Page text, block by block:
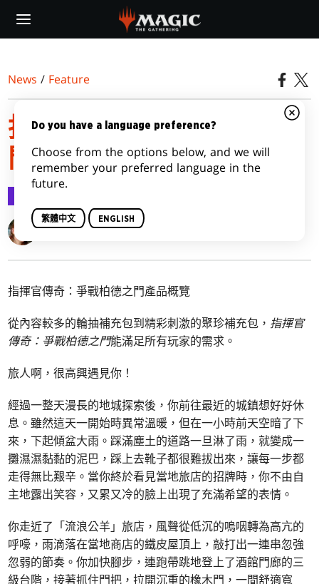
main
News / Feature
指揮官傳奇：爭戰柏德之
門產品概覽
Harless Snyder
指揮官傳奇：爭戰柏德之門產品概覽
從內容較多的輪抽補充包到精彩刺激的聚珍補充包， 指揮官
傳奇：爭戰柏德之門能滿足所有玩家的需求。
旅人啊，很高興遇見你！
經過一整天漫長的地城探索後，你前往最近的城鎮想好好休
息。雖然這天一開始時異常溫暖，但在一小時前天空暗了下
來，下起傾盆大雨。踩滿塵土的道路一旦淋了雨，就變成一
攤濕濕黏黏的泥巴，踩上去靴子都很難拔出來，讓每一步都
走得無比艱辛。當你終於看見當地旅店的招牌時，你不由自
主地露出笑容，又累又冷的臉上出現了充滿希望的表情。
你走近了「流浪公羊」旅店，風聲從低沉的嗚咽轉為高亢的
呼嚎，雨滴落在當地商店的鐵皮屋頂上，敲打出一連串忽強
忽弱的節奏。你加快腳步，連跑帶跳地登上了酒館門廊的三
級台階，接著抓住門把，拉開沉重的橡木門，一間舒適寬
Do you have a language preference?
Choose from the options below, and we will
remember your preferred language in the
future.
繁體中文 ENGLISH